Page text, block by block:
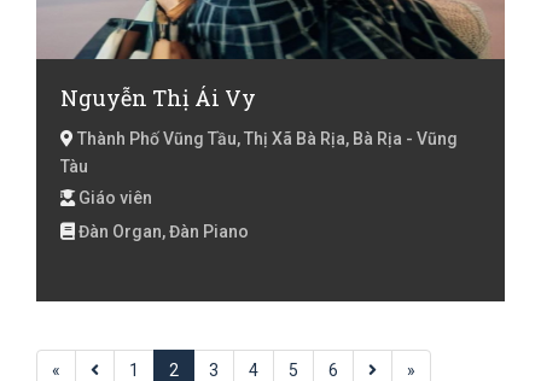
Nguyễn Thị Ái Vy
Thành Phố Vũng Tầu, Thị Xã Bà Rịa, Bà Rịa - Vũng
Tàu
Giáo viên
Đàn Organ, Đàn Piano
« 1 2 3 4 5 6 »